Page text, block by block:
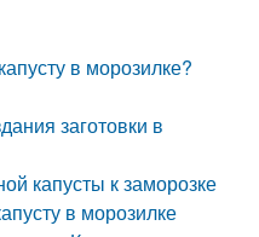
в морозилке?
заготовки в
капусты к заморозке
в морозилке